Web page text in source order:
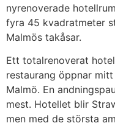
nyrenoverade
fyra 45 kvadratmeter
Malmös takåsar.
Ett totalrenoverat
restaurang öppnar
Malmö. En
mest. Hotellet blir
men med de största